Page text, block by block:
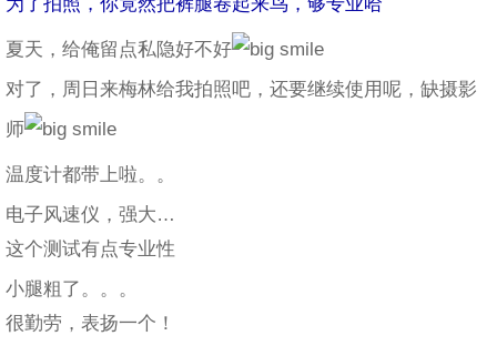
夏天，给俺留点私隐好不好
对了，周日来梅林给我拍照吧，还要继续使用呢，缺摄影
师
温度计都带上啦。。
电子风速仪，强大…
这个测试有点专业性
小腿粗了。。。
很勤劳，表扬一个！